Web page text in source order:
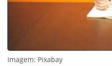
Imagem: Pixabay